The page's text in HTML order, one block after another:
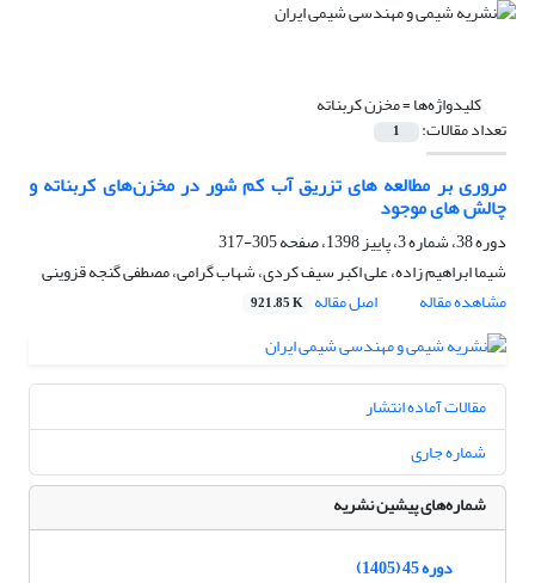
کلیدواژه‌ها =مخزن کربناته
تعداد مقالات: 1
مروری بر مطالعه های تزریق آب کم شور در مخزن‌های کربناته و
چالش های موجود
دوره 38، شماره 3، پاییز 1398، صفحه
305-317
شیما ابراهیم زاده، علی اکبر سیف کردی، شهاب گرامی، مصطفی گنجه قزوینی
مشاهده مقاله
اصل مقاله 921.85 K
مقالات آماده انتشار
شماره جاری
شماره‌های پیشین نشریه
دوره 45 (1405)